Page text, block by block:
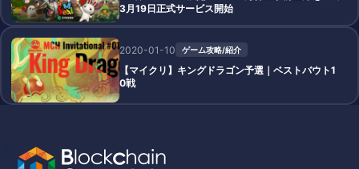
3月19日正式サービス開始
2020-01-10 ゲーム攻略/紹介
【マイクリ】キングドラゴン予選｜ベストバウト1
0戦